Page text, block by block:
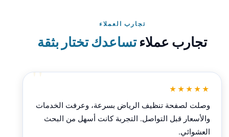
تجارب العملاء
تجارب عملاءتساعدك تختار بثقة
★★★★★
وصلت لصفحة تنظيف الرياض بسرعة، وعرفت الخدمات
والأسعار قبل التواصل. التجربة كانت أسهل من البحث
العشوائي.